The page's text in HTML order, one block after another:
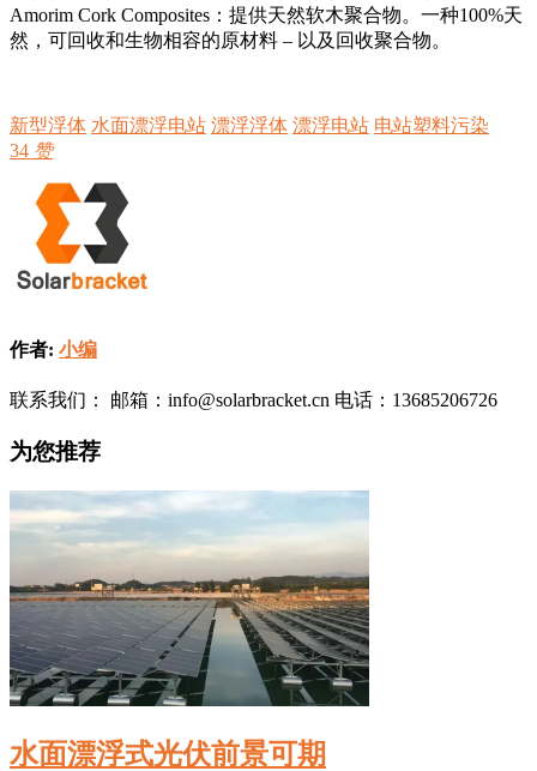
Amorim Cork Composites：提供天然软木聚合物。一种100%天
然，可回收和生物相容的原材料 – 以及回收聚合物。
新型浮体 水面漂浮电站 漂浮浮体 漂浮电站 电站塑料污染
34 赞
作者: 小编
联系我们： 邮箱：info@solarbracket.cn 电话：13685206726
为您推荐
水面漂浮式光伏前景可期